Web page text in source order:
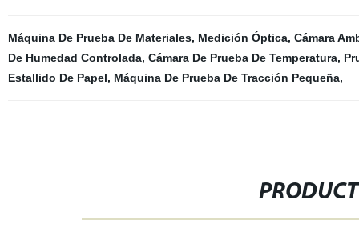
Máquina De Prueba De Materiales, Medición Óptica, Cámara
De Humedad Controlada, Cámara De Prueba De Temperatura,
Estallido De Papel, Máquina De Prueba De Tracción Pequeña,